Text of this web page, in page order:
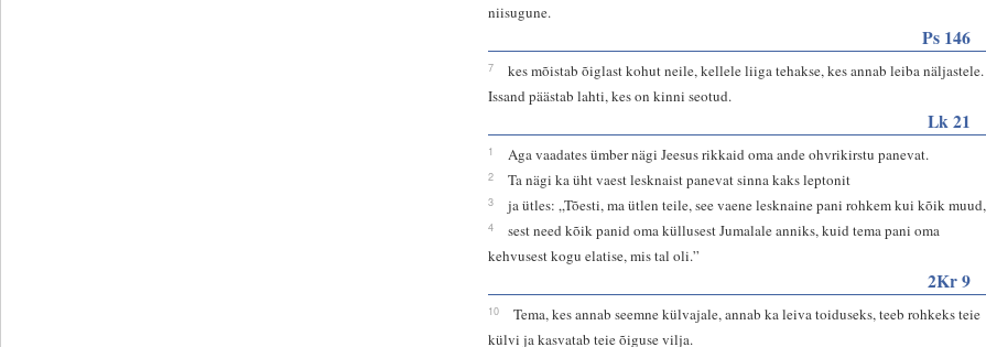
niisugune.
Ps 146
7
kes mõistab õiglast kohut neile, kellele liiga tehakse, kes annab leiba näljastele.
Issand päästab lahti, kes on kinni seotud.
Lk 21
1 Aga vaadates ümber nägi Jeesus rikkaid oma ande ohvrikirstu panevat.
2 Ta nägi ka üht vaest lesknaist panevat sinna kaks leptonit
3 ja ütles: „Tõesti, ma ütlen teile, see vaene lesknaine pani rohkem kui kõik muud,
4
sest need kõik panid oma küllusest Jumalale anniks, kuid tema pani oma
kehvusest kogu elatise, mis tal oli.”
2Kr 9
10
Tema, kes annab seemne külvajale, annab ka leiva toiduseks, teeb rohkeks teie
külvi ja kasvatab teie õiguse vilja.